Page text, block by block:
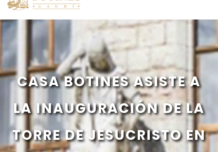
CASA BOTINES ASISTE A
LA INAUGURACIÓN DE LA
TORRE DE JESUCRISTO EN